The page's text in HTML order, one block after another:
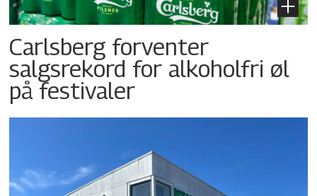
Carlsberg forventer
salgsrekord for alkoholfri øl
på festivaler